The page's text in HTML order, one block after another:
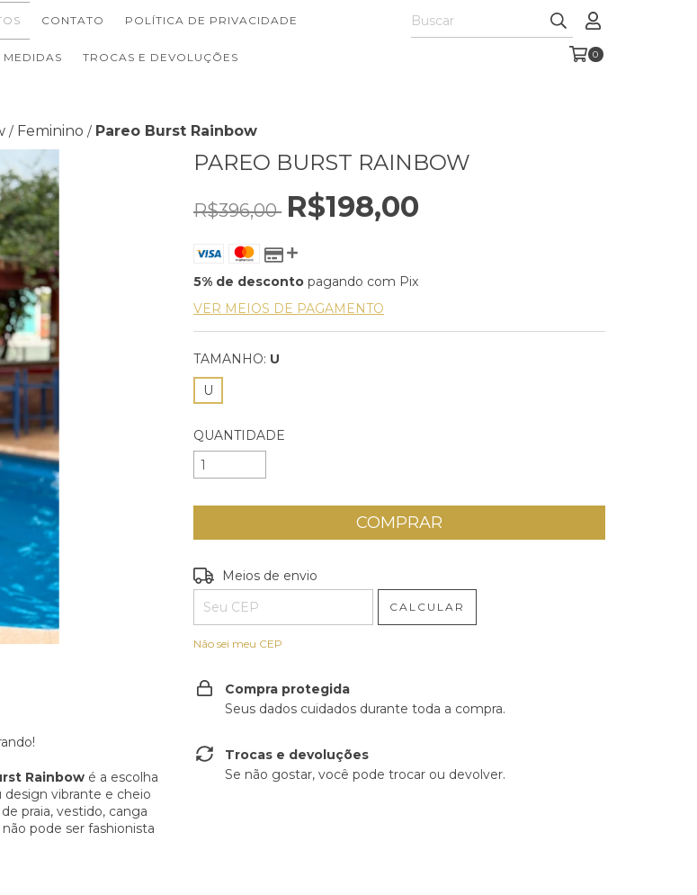
CONTATO POLÍTICA DE PRIVACIDADE
MEDIDAS TROCAS E DEVOLUÇÕES 0
/ Feminino / Pareo Burst Rainbow
Rainbow é a escolha
design vibrante e cheio
praia, vestido, canga
pode ser fashionista
PAREO BURST RAINBOW
R$396,00 R$198,00
5% de desconto pagando com Pix
VER MEIOS DE PAGAMENTO
TAMANHO: U
U
QUANTIDADE
Entregas para o CEP:
Meios de envio
CALCULAR
Não sei meu CEP
Compra protegida
Seus dados cuidados durante toda a compra.
Trocas e devoluções
Se não gostar, você pode trocar ou devolver.